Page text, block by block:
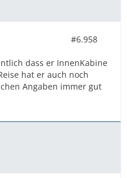
#6.958
dass er InnenKabine
hat er auch noch
Angaben immer gut